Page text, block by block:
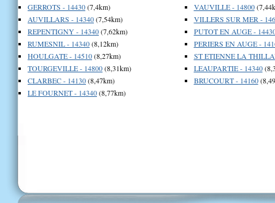
GERROTS - 14430(7,4km)
AUVILLARS - 14340(7,54km)
REPENTIGNY - 14340(7,62km)
RUMESNIL - 14340(8,12km)
HOULGATE - 14510(8,27km)
TOURGEVILLE - 14800(8,31km)
CLARBEC - 14130(8,47km)
LE FOURNET - 14340(8,77km)
VAUVILLE - 14800
VILLERS SUR MER -
PUTOT EN AUGE -
PERIERS EN AUGE -
ST ETIENNE LA
LEAUPARTIE - 14340
BRUCOURT - 14160